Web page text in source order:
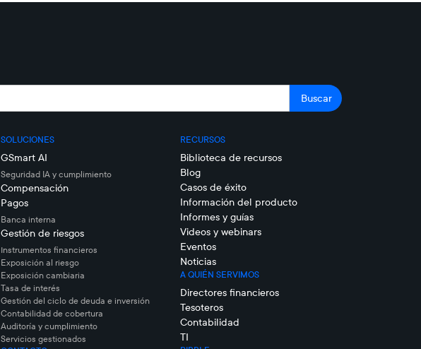
SOLUCIONES
GSmart AI
Seguridad IA y cumplimiento
Compensación
Pagos
Banca interna
Gestión de riesgos
Instrumentos financieros
Exposición al riesgo
Exposición cambiaria
Tasa de interés
Gestión del ciclo de deuda e inversión
Contabilidad de cobertura
Auditoría y cumplimiento
Servicios gestionados
RECURSOS
Biblioteca de recursos
Blog
Casos de éxito
Información del producto
Informes y guías
Videos y webinars
Eventos
Noticias
A QUIÉN SERVIMOS
Directores financieros
Tesoteros
Contabilidad
TI